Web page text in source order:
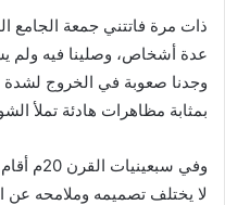
ذات مرة فاتتني جمعة
عدة أشخاص، وصلينا فيه ولم
وجدنا صعوبة في الخروج لشدة
بمثابة مظاهرات هادئة تملأ
وفي
لا يختلف تصميمه وملامحه عن